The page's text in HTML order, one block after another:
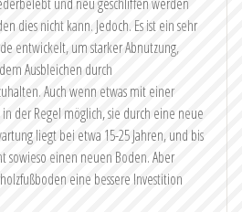
dies nicht kann. Jedoch. Es ist ein sehr
entwickelt, um starker Abnutzung,
Ausbleichen durch
Auch wenn etwas mit einer
der Regel möglich, sie durch eine neue
liegt bei etwa 15-25 Jahren, und bis
sowieso einen neuen Boden. Aber
eine bessere Investition